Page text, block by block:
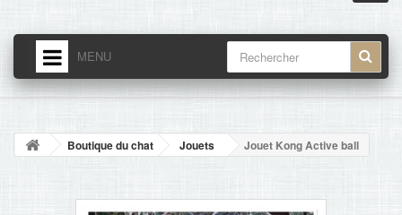
MENU
ACCUEIL
NOUVELLES
+
CONTACT
Boutique du chat Jouets Jouet Kong Active ball